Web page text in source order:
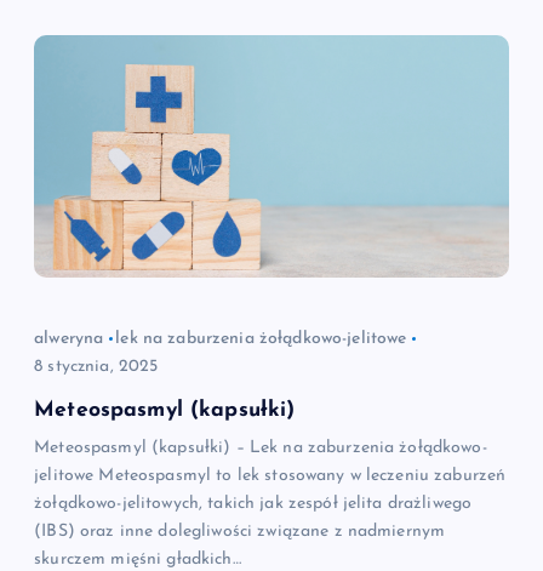
alweryna
lek na zaburzenia żołądkowo-jelitowe
8 stycznia, 2025
Meteospasmyl (kapsułki)
Meteospasmyl (kapsułki) – Lek na zaburzenia żołądkowo-
jelitowe Meteospasmyl to lek stosowany w leczeniu zaburzeń
żołądkowo-jelitowych, takich jak zespół jelita drażliwego
(IBS) oraz inne dolegliwości związane z nadmiernym
skurczem mięśni gładkich…